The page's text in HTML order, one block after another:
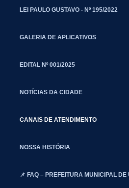
LEI PAULO GUSTAVO - Nº 195/2022
GALERIA DE APLICATIVOS
EDITAL Nº 001/2025
NOTÍCIAS DA CIDADE
CANAIS DE ATENDIMENTO
NOSSA HISTÓRIA
📌 FAQ – PREFEITURA MUNICIPAL